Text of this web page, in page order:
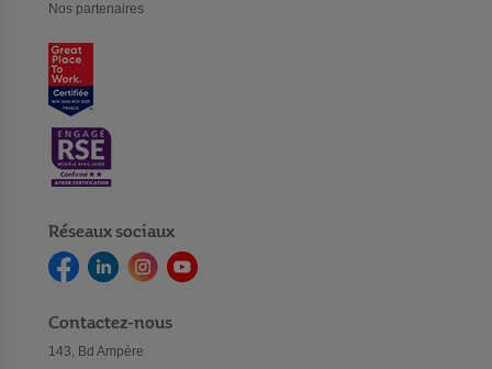
Nos partenaires
Réseaux sociaux
Contactez-nous
143, Bd Ampère